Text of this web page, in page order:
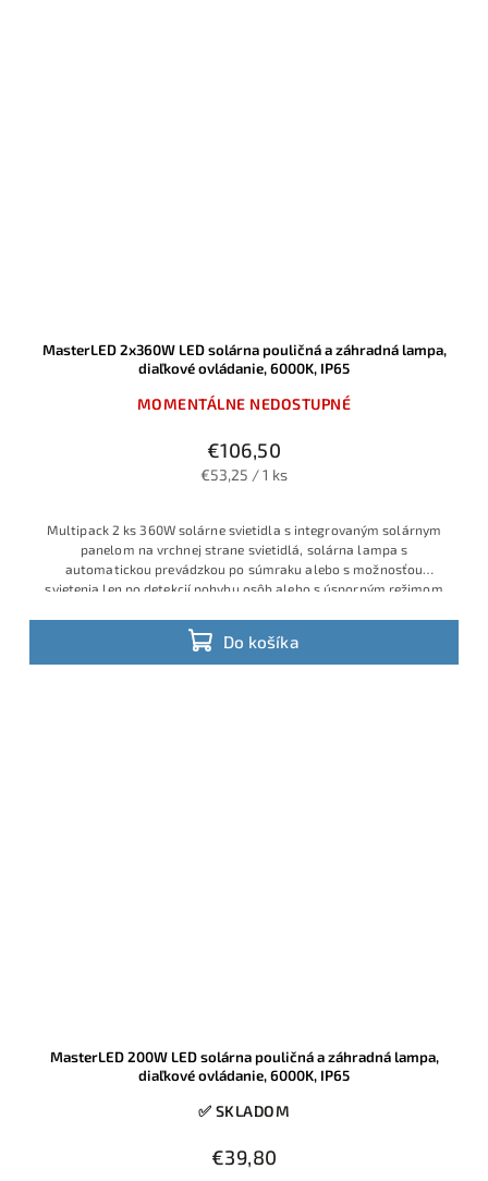
MasterLED 2x360W LED solárna pouličná a záhradná lampa,
diaľkové ovládanie, 6000K, IP65
MOMENTÁLNE NEDOSTUPNÉ
€106,50
€53,25 / 1 ks
Do košíka
Multipack 2 ks 360W solárne svietidla s integrovaným solárnym
panelom na vrchnej strane svietidlá, solárna lampa s
automatickou prevádzkou po súmraku alebo s možnosťou
svietenia len po detekcií pohybu osôb alebo s úsporným režimom
MasterLED 200W LED solárna pouličná a záhradná lampa,
diaľkové ovládanie, 6000K, IP65
✅ SKLADOM
€39,80